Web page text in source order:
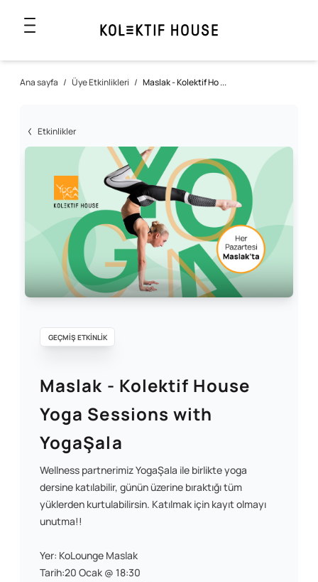
Ana sayfa / Üye Etkinlikleri / Maslak - Kolektif Ho ...
Etkinlikler
GEÇMİŞ ETKİNLİK
Maslak - Kolektif House
Yoga Sessions with
YogaŞala
Wellness partnerimiz YogaŞala ile birlikte yoga
dersine katılabilir, günün üzerine bıraktığı tüm
yüklerden kurtulabilirsin. Katılmak için kayıt olmayı
unutma!!
Yer: KoLounge Maslak
Tarih:20 Ocak @ 18:30